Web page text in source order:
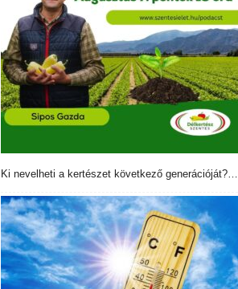
Ki nevelheti a kertészet következő generációját?…